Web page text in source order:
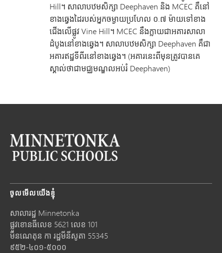
Hill។ សាលាបឋមសិក្សា Deephaven និង MCEC គឺនៅ
ខាងឆ្វេងដៃរបស់អ្នកចម្ងាយប្រហែល ០.៧ ម៉ាយទៅខាង
ជើងលើផ្លូវ Vine Hill។ MCEC នឹងក្លាយជាអគារសាលា
ដំបូងនៅខាងឆ្វេង។ សាលាបឋមសិក្សា Deephaven គឺជា
អគារឥដ្ឋទីពីរនៅខាងឆ្វេង។ (អគារនេះពីមុនត្រូវបានគេ
ស្គាល់ថាជាមជ្ឈមណ្ឌលអប់រំ Deephaven)
ចូលមើលយើងខ្ញុំ
សាលារដ្ឋ Minnetonka
ផ្លូវខោនធីលេខ 5621 លេខ 101
មីនណេតុន កា រដ្ឋមីនីសូតា 55345
៩៥២-៤០១-៥០០០